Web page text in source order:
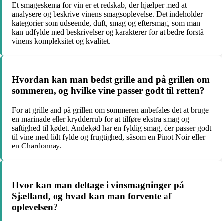
Et smageskema for vin er et redskab, der hjælper med at
analysere og beskrive vinens smagsoplevelse. Det indeholder
kategorier som udseende, duft, smag og eftersmag, som man
kan udfylde med beskrivelser og karakterer for at bedre forstå
vinens kompleksitet og kvalitet.
Hvordan kan man bedst grille and på grillen om
sommeren, og hvilke vine passer godt til retten?
For at grille and på grillen om sommeren anbefales det at bruge
en marinade eller krydderrub for at tilføre ekstra smag og
saftighed til kødet. Andekød har en fyldig smag, der passer godt
til vine med lidt fylde og frugtighed, såsom en Pinot Noir eller
en Chardonnay.
Hvor kan man deltage i vinsmagninger på
Sjælland, og hvad kan man forvente af
oplevelsen?